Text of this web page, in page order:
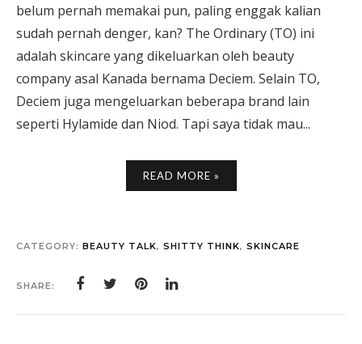
belum pernah memakai pun, paling enggak kalian
sudah pernah denger, kan? The Ordinary (TO) ini
adalah skincare yang dikeluarkan oleh beauty
company asal Kanada bernama Deciem. Selain TO,
Deciem juga mengeluarkan beberapa brand lain
seperti Hylamide dan Niod. Tapi saya tidak mau...
READ MORE »
CATEGORY: BEAUTY TALK, SHITTY THINK, SKINCARE
SHARE: